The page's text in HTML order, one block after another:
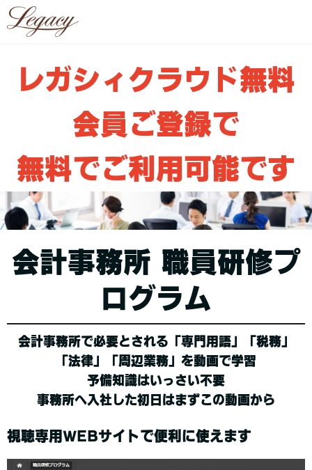
レガシィクラウド無料
会員ご登録で
無料でご利用可能です
会計事務所 職員研修プ
ログラム
会計事務所で必要とされる「専門用語」「税務」
「法律」「周辺業務」を動画で学習
予備知識はいっさい不要
事務所へ入社した初日はまずこの動画から
視聴専用WEBサイトで便利に使えます